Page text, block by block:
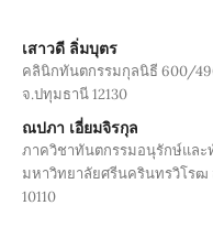
เสาวดี ลิ่มบุตร
คลินิกทันตกรรมกุลนิธี 600/
จ.ปทุมธานี 12130
ณปภา เอี่ยมจิรกุล
ภาควิชาทันตกรรมอนุรักษ์แล
มหาวิทยาลัยศรีนครินทรวิโรฒ
10110